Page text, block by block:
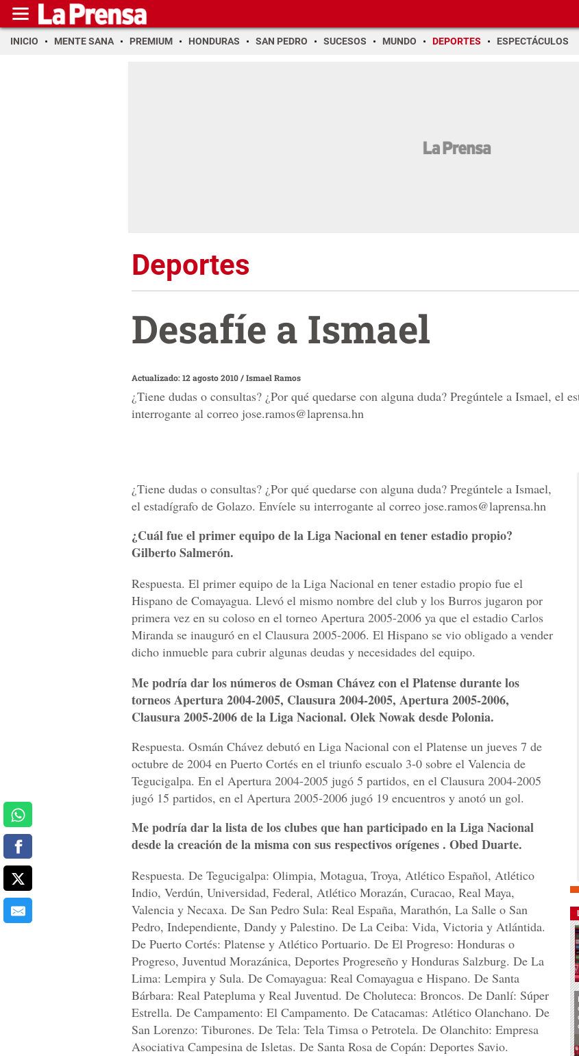
INICIO MENTE SANA PREMIUM HONDURAS SAN PEDRO SUCESOS MUNDO DEPORTES ESPECTÁCULOS
Deportes
Desafíe a Ismael
Actualizado: 12 agosto 2010/Ismael Ramos
¿Tiene dudas o consultas? ¿Por qué quedarse con alguna duda? Pregúntele a Ismael, el
interrogante al correo jose.ramos@laprensa.hn
¿Tiene dudas o consultas? ¿Por qué quedarse con alguna duda? Pregúntele a Ismael,
el estadígrafo de Golazo. Envíele su interrogante al correo jose.ramos@laprensa.hn
¿Cuál fue el primer equipo de la Liga Nacional en tener estadio propio?
Gilberto Salmerón.
Respuesta. El primer equipo de la Liga Nacional en tener estadio propio fue el
Hispano de Comayagua. Llevó el mismo nombre del club y los Burros jugaron por
primera vez en su coloso en el torneo Apertura 2005-2006 ya que el estadio Carlos
Miranda se inauguró en el Clausura 2005-2006. El Hispano se vio obligado a vender
dicho inmueble para cubrir algunas deudas y necesidades del equipo.
Me podría dar los números de Osman Chávez con el Platense durante los
torneos Apertura 2004-2005, Clausura 2004-2005, Apertura 2005-2006,
Clausura 2005-2006 de la Liga Nacional. Olek Nowak desde Polonia.
Respuesta. Osmán Chávez debutó en Liga Nacional con el Platense un jueves 7 de
octubre de 2004 en Puerto Cortés en el triunfo escualo 3-0 sobre el Valencia de
Tegucigalpa. En el Apertura 2004-2005 jugó 5 partidos, en el Clausura 2004-2005
jugó 15 partidos, en el Apertura 2005-2006 jugó 19 encuentros y anotó un gol.
Me podría dar la lista de los clubes que han participado en la Liga Nacional
desde la creación de la misma con sus respectivos orígenes . Obed Duarte.
Respuesta. De Tegucigalpa: Olimpia, Motagua, Troya, Atlético Español, Atlético
Indio, Verdún, Universidad, Federal, Atlético Morazán, Curacao, Real Maya,
Valencia y Necaxa. De San Pedro Sula: Real España, Marathón, La Salle o San
Pedro, Independiente, Dandy y Palestino. De La Ceiba: Vida, Victoria y Atlántida.
De Puerto Cortés: Platense y Atlético Portuario. De El Progreso: Honduras o
Progreso, Juventud Morazánica, Deportes Progreseño y Honduras Salzburg. De La
Lima: Lempira y Sula. De Comayagua: Real Comayagua e Hispano. De Santa
Bárbara: Real Patepluma y Real Juventud. De Choluteca: Broncos. De Danlí: Súper
Estrella. De Campamento: El Campamento. De Catacamas: Atlético Olanchano. De
San Lorenzo: Tiburones. De Tela: Tela Timsa o Petrotela. De Olanchito: Empresa
Asociativa Campesina de Isletas. De Santa Rosa de Copán: Deportes Savio.